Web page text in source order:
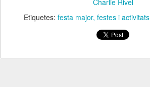
Charlie Rivel
Etiquetes: festa major festes i activitats